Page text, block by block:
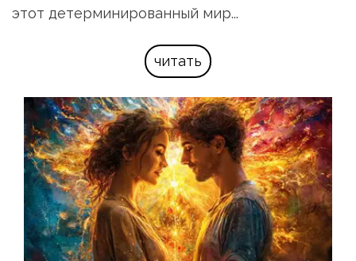
этот детерминированный мир...
читать